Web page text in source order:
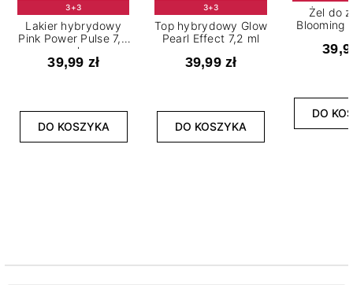
3+3
Lakier hybrydowy
Pink Power Pulse 7,2
ml
39,99 zł
DO KOSZYKA
3+3
Top hybrydowy Glow
Pearl Effect 7,2 ml
39,99 zł
DO KOSZYKA
Żel do
Blooming
DO